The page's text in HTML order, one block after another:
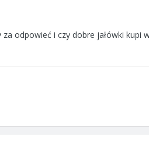
odpowieć i czy dobre jałówki kupi